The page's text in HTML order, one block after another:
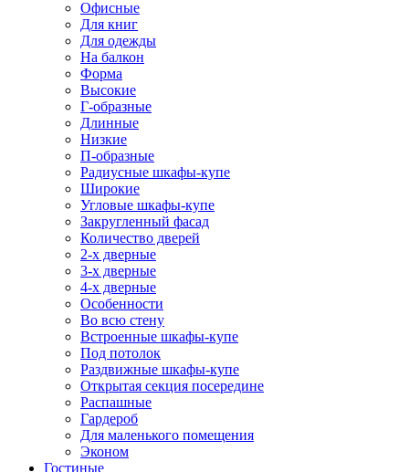
Офисные
Для книг
Для одежды
На балкон
Форма
Высокие
Г-образные
Длинные
Низкие
П-образные
Радиусные шкафы-купе
Широкие
Угловые шкафы-купе
Закругленный фасад
Количество дверей
2-х дверные
3-х дверные
4-х дверные
Особенности
Во всю стену
Встроенные шкафы-купе
Под потолок
Раздвижные шкафы-купе
Открытая секция посередине
Распашные
Гардероб
Для маленького помещения
Эконом
Гостиные